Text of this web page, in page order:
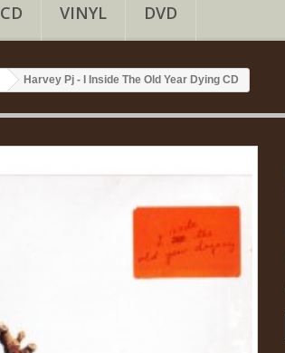
CD VINYL DVD
Harvey Pj - I Inside The Old Year Dying CD